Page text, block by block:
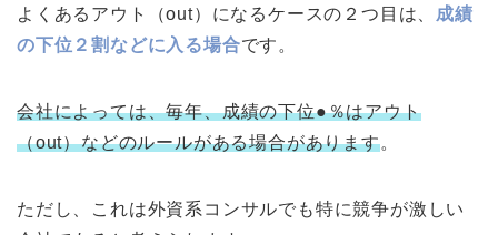
よくあるアウト（out）になるケースの２つ目は、 成績
の下位２割などに入る場合です。
会社によっては、毎年、成績の下位●％はアウト
（out）などのルールがある場合があります。
ただし、これは外資系コンサルでも特に競争が激しい